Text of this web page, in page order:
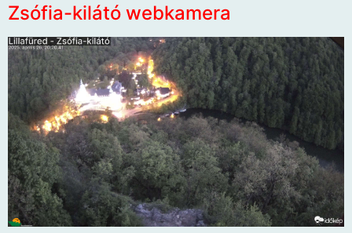
Zsófia-kilátó webkamera